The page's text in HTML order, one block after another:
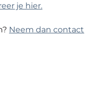
je hier.
Neem dan contact